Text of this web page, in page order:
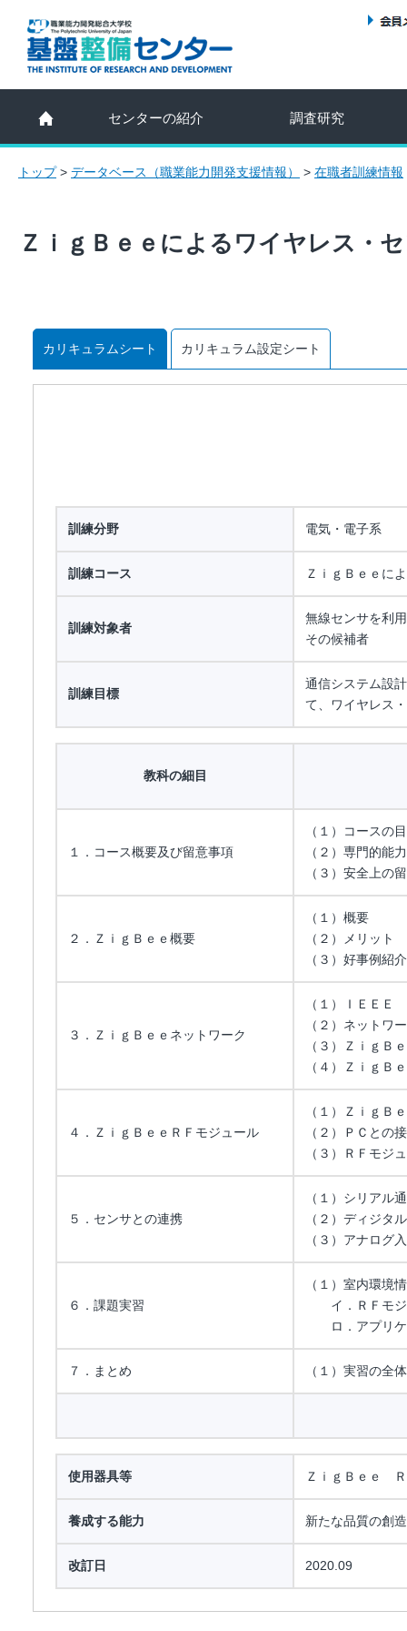
センターの紹介 調査研究
トップ> データベース（職業能力開発支援情報） > 在職者訓練情報
ＺｉｇＢｅｅによるワイヤレス・
カリキュラムシート カリキュラム設定シート
訓練分野 電気・電子系
訓練コース ＺｉｇＢｅｅに
訓練対象者
無線センサを利
その候補者
訓練目標
通信システム設
て、ワイヤレス
教科の細目
１．コース概要及び留意事項
（１）コースの
（２）専門的能
（３）安全上の
２．ＺｉｇＢｅｅ概要
（１）概要
（２）メリット
（３）好事例紹介
３．ＺｉｇＢｅｅネットワーク
（１）ＩＥＥＥ
（２）ネットワ
（３）ＺｉｇＢ
（４）ＺｉｇＢ
４．ＺｉｇＢｅｅＲＦモジュール
（１）ＺｉｇＢ
（２）ＰＣとの
（３）ＲＦモジ
５．センサとの連携
（１）シリアル
（２）ディジタ
（３）アナログ
６．課題実習
（１）室内環境
イ．ＲＦモジ
ロ．アプリケ
７．まとめ （１）実習の全
使用器具等 ＺｉｇＢｅｅ Ｒ
養成する能力 新たな品質の創
改訂日 2020.09